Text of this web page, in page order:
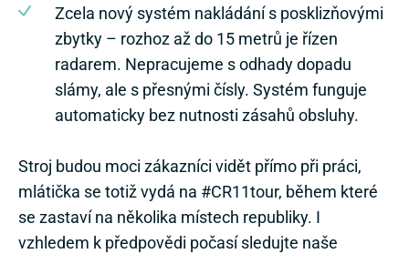
Zcela nový systém nakládání s posklizňovými
zbytky – rozhoz až do 15 metrů je řízen
radarem. Nepracujeme s odhady dopadu
slámy, ale s přesnými čísly. Systém funguje
automaticky bez nutnosti zásahů obsluhy.
Stroj budou moci zákazníci vidět přímo při práci,
mlátička se totiž vydá na #CR11tour, během které
se zastaví na několika místech republiky. I
vzhledem k předpovědi počasí sledujte naše